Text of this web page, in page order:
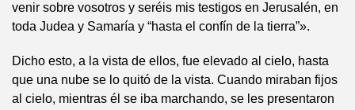
venir sobre vosotros y seréis mis testigos en Jerusalén, en
toda Judea y Samaría y “hasta el confín de la tierra”».
Dicho esto, a la vista de ellos, fue elevado al cielo, hasta
que una nube se lo quitó de la vista. Cuando miraban fijos
al cielo, mientras él se iba marchando, se les presentaron